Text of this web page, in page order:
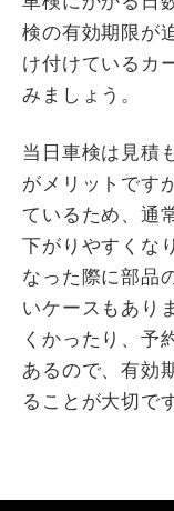
検の有効期限が
け付けているカ
みましょう。
当日車検は見積
がメリットです
ているため、通
下がりやすくな
なった際に部品
いケースもあり
くかったり、予
あるので、有効
ることが大切で